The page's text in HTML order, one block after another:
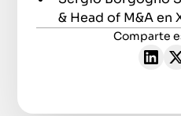
& Head of M&A en
Comparte